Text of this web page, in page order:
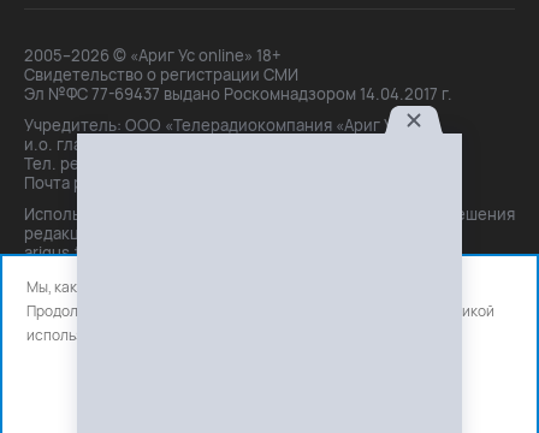
2005–2026 © «Ариг Ус online» 18+
Свидетельство о регистрации СМИ
Эл №ФС 77-69437 выдано Роскомнадзором 14.04.2017 г.
Учредитель: ООО «Телерадиокомпания «Ариг Ус»,
и.о. главного редактора: Маханова О.Б.
Тел. peдakции: +7(3012)21-30-14,
Почта peдakции: editor@arigus.tv
Использование материалов только с письменного разрешения
редакции. При цитировании прямая активная ссылка на
arigus.tv обязательна.
Мы, как и все используем файлы cookie и сервисы аналитики.
Продолжая использовать сайт, вы соглашаетесь с нашей
политикой
использования